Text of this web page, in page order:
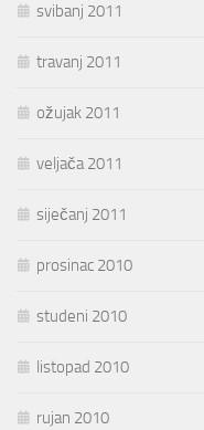
svibanj 2011
travanj 2011
ožujak 2011
veljača 2011
siječanj 2011
prosinac 2010
studeni 2010
listopad 2010
rujan 2010